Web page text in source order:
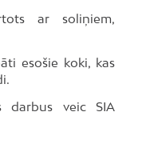
ar soliņiem,
esošie koki, kas
darbus veic SIA